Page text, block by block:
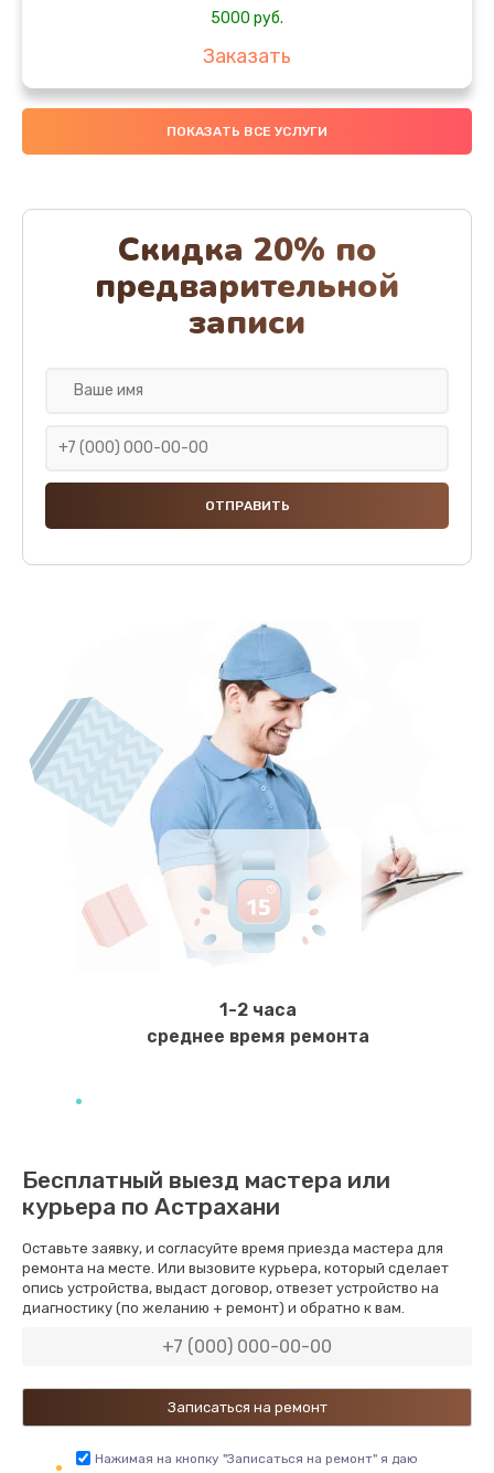
5000 руб.
Заказать
Ремонт или замена термоблока
5000 руб.
Ремонт привода варочного блока
4000 руб.
Заказать
Замена термодатчиков
2500 руб.
2000 руб.
Заказать
Замена микропереключателей
2000 руб.
Заказать
Замена микросхемы зарядки
1100 руб.
Заказать
550 руб.
Заказать
Замена кнопки питания
550 руб.
Заказать
Замена NFC модуля
Заказать
Ремонт микросхемы NFC
ПОКАЗАТЬ ВСЕ УСЛУГИ
Скидка 20% по
предварительной
записи
1-2 часа
среднее время ремонта
Бесплатный выезд мастера или
курьера по Астрахани
Оставьте заявку, и согласуйте время приезда мастера для
ремонта на месте. Или вызовите курьера, который сделает
опись устройства, выдаст договор, отвезет устройство на
диагностику (по желанию + ремонт) и обратно к вам.
Нажимая на кнопку "Записаться на ремонт" я даю